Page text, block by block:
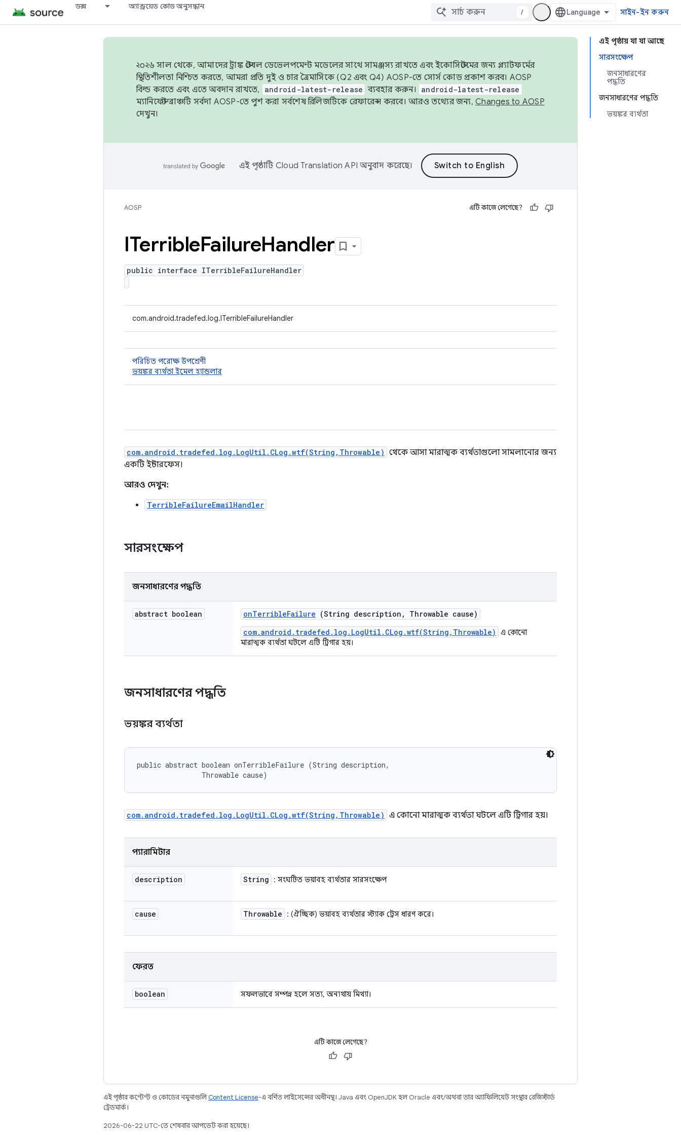
ডক্স অ্যান্ড্রয়েড কোড অনুসন্ধান
/ সাইন-ইন করুন
এই পৃষ্ঠায় যা যা আছে
সারসংক্ষেপ
জনসাধারণের
পদ্ধতি
জনসাধারণের পদ্ধতি
ভয়ঙ্কর ব্যর্থতা
২০২৬ সাল থেকে, আমাদের ট্রাঙ্ক স্টেবল ডেভেলপমেন্ট মডেলের সাথে সামঞ্জস্য রাখতে এবং ইকোসিস্টেমের জন্য প্ল্যাটফর্মের
স্থিতিশীলতা নিশ্চিত করতে, আমরা প্রতি দুই ও চার ত্রৈমাসিকে (Q2 এবং Q4) AOSP-তে সোর্স কোড প্রকাশ করব। AOSP
বিল্ড করতে এবং এতে অবদান রাখতে,
android-latest-release ব্যবহার করুন। android-latest-release
ম্যানিফেস্ট ব্রাঞ্চটি সর্বদা AOSP-তে পুশ করা সর্বশেষ রিলিজটিকে রেফারেন্স করবে। আরও তথ্যের জন্য, Changes to AOSP
দেখুন।
এই পৃষ্ঠাটি Cloud Translation API অনুবাদ করেছে।
AOSP এটি কাজে লেগেছে?
ITerribleFailureHandler
public interface ITerribleFailureHandler
com.android.tradefed.log.ITerribleFailureHandler
পরিচিত পরোক্ষ উপশ্রেণী
ভয়ঙ্কর ব্যর্থতা ইমেল হ্যান্ডলার
com.android.tradefed.log.LogUtil.CLog.wtf(String,Throwable) থেকে আসা মারাত্মক ব্যর্থতাগুলো সামলানোর জন্য
একটি ইন্টারফেস।
আরও দেখুন:
TerribleFailureEmailHandler
সারসংক্ষেপ
জনসাধারণের পদ্ধতি
abstract boolean onTerribleFailure (String description ,
Throwable cause)
com.android.tradefed.log.LogUtil.CLog.wtf(String,Throwable)
এ কোনো
মারাত্মক ব্যর্থতা ঘটলে এটি ট্রিগার হয়।
জনসাধারণের পদ্ধতি
ভয়ঙ্কর ব্যর্থতা
public abstract boolean onTerribleFailure (String description,
                Throwable cause)
com.android.tradefed.log.LogUtil.CLog.wtf(String,Throwable) এ কোনো মারাত্মক ব্যর্থতা ঘটলে এটি ট্রিগার হয়।
প্যারামিটার
description String : সংঘটিত ভয়াবহ ব্যর্থতার সারসংক্ষেপ
cause Throwable : (ঐচ্ছিক) ভয়াবহ ব্যর্থতার স্ট্যাক ট্রেস ধারণ করে।
ফেরত
boolean সফলভাবে সম্পন্ন হলে সত্য, অন্যথায় মিথ্যা।
এটি কাজে লেগেছে?
এই পৃষ্ঠার কন্টেন্ট ও কোডের নমুনাগুলিContent License-এ বর্ণিত লাইসেন্সের অধীনস্থ। Java এবং OpenJDK হল Oracle এবং/অথবা তার অ্যাফিলিয়েট সংস্থার রেজিস্টার্ড
ট্রেডমার্ক।
2026-06-22 UTC-তে শেষবার আপডেট করা হয়েছে।